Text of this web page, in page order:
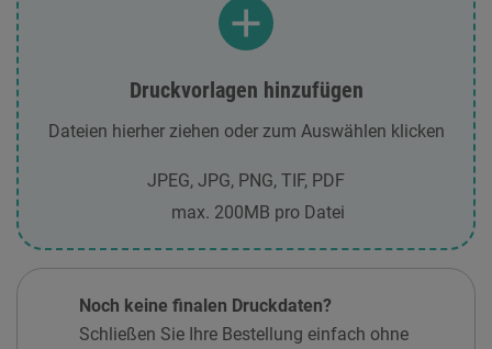
Druckvorlagen hinzufügen
Dateien hierher ziehen oder zum Auswählen klicken
JPEG, JPG, PNG, TIF, PDF
max. 200MB pro Datei
Noch keine finalen Druckdaten?
Schließen Sie Ihre Bestellung einfach ohne